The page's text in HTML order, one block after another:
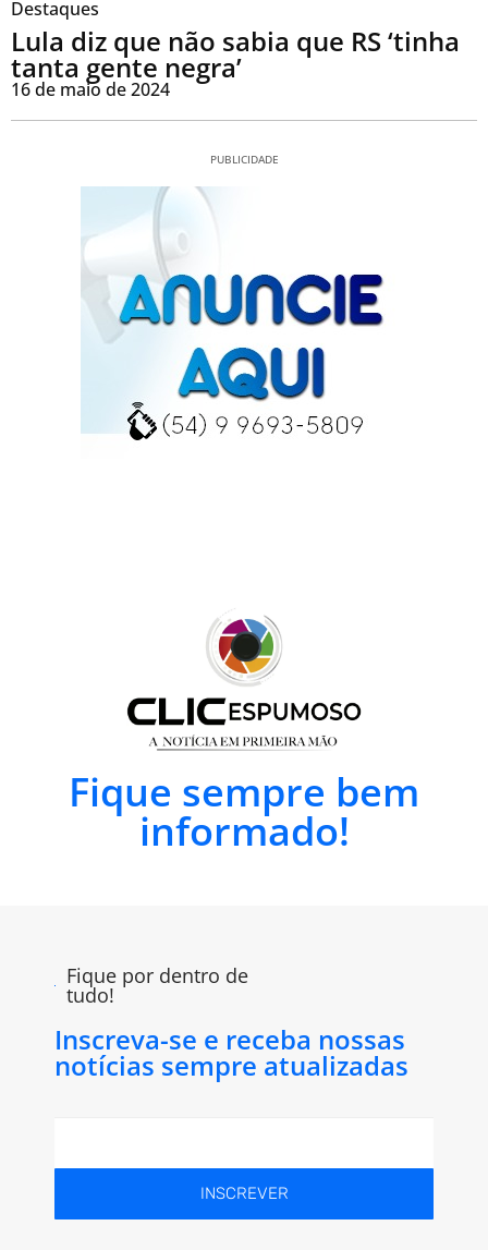
Destaques
Lula diz que não sabia que RS ‘tinha
tanta gente negra’
16 de maio de 2024
PUBLICIDADE
Fique sempre bem
informado!
Fique por dentro de
tudo!
Inscreva-se e receba nossas
notícias sempre atualizadas
INSCREVER